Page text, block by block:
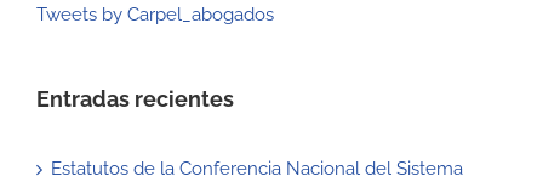
Tweets by Carpel_abogados
Entradas recientes
Estatutos de la Conferencia Nacional del Sistema